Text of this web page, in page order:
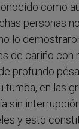
como
personas
lo
de cariño con
profundo
tumba, en las
sin
y esto